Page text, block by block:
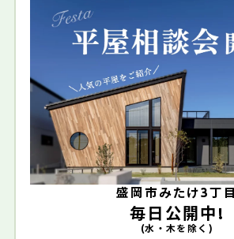
盛岡市みたけ3丁目
毎日公開中!
(水・木を除く)